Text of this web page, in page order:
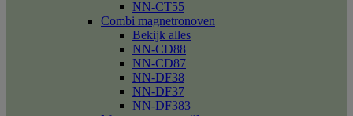
NN-CT55
Combi magnetronoven
Bekijk alles
NN-CD88
NN-CD87
NN-DF38
NN-DF37
NN-DF383